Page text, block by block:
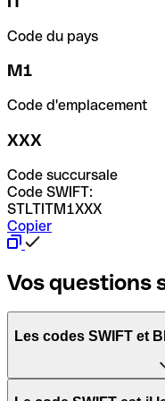
Code du pays
M1
Code d'emplacement
XXX
Code succursale
Code SWIFT:
STLTITM1XXX
Copier
Vos questions
Les codes SWIFT et